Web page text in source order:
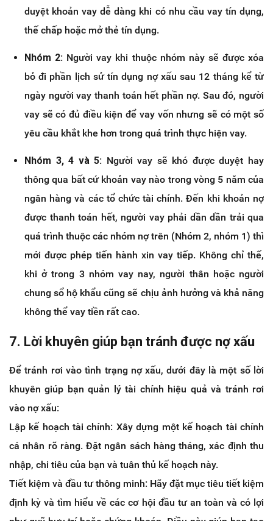
duyệt khoản vay dễ dàng khi có nhu cầu vay tín dụng,
thế chấp hoặc mở thẻ tín dụng.
Nhóm 2: Người vay khi thuộc nhóm này sẽ được xóa
bỏ đi phần lịch sử tín dụng nợ xấu sau 12 tháng kể từ
ngày người vay thanh toán hết phần nợ. Sau đó, người
vay sẽ có đủ điều kiện để vay vốn nhưng sẽ có một số
yêu cầu khắt khe hơn trong quá trình thực hiện vay.
Nhóm 3, 4 và 5: Người vay sẽ khó được duyệt hay
thông qua bất cứ khoản vay nào trong vòng 5 năm của
ngân hàng và các tổ chức tài chính. Đến khi khoản nợ
được thanh toán hết, người vay phải dần dần trải qua
quá trình thuộc các nhóm nợ trên (Nhóm 2, nhóm 1) thì
mới được phép tiến hành xin vay tiếp. Không chỉ thế,
khi ở trong 3 nhóm vay nay, người thân hoặc người
chung sổ hộ khẩu cũng sẽ chịu ảnh hưởng và khả năng
không thể vay tiền rất cao.
7. Lời khuyên giúp bạn tránh được nợ xấu
Để tránh rơi vào tình trạng nợ xấu, dưới đây là một số lời
khuyên giúp bạn quản lý tài chính hiệu quả và tránh rơi
vào nợ xấu:
Lập kế hoạch tài chính: Xây dựng một kế hoạch tài chính
cá nhân rõ ràng. Đặt ngân sách hàng tháng, xác định thu
nhập, chi tiêu của bạn và tuân thủ kế hoạch này.
Tiết kiệm và đầu tư thông minh: Hãy đặt mục tiêu tiết kiệm
định kỳ và tìm hiểu về các cơ hội đầu tư an toàn và có lợi